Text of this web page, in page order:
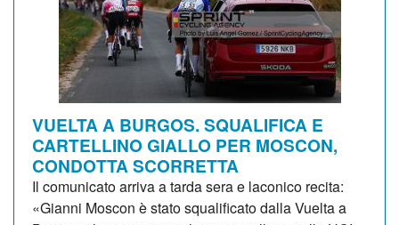
VUELTA A BURGOS. SQUALIFICA E
CARTELLINO GIALLO PER MOSCON,
CONDOTTA SCORRETTA
Il comunicato arriva a tarda sera e laconico recita:
«Gianni Moscon è stato squalificato dalla Vuelta a